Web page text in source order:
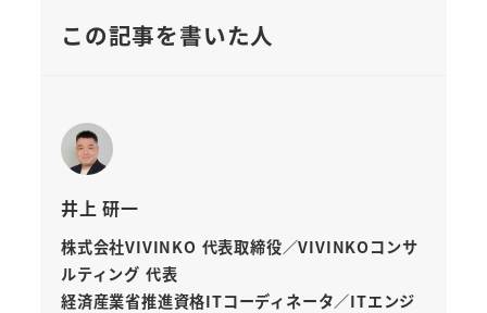
この記事を書いた人
井上 研一
株式会社VIVINKO 代表取締役／VIVINKOコンサ
ルティング 代表
経済産業省推進資格ITコーディネータ／ITエンジ